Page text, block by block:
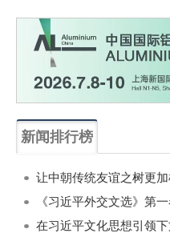
新闻排行榜
《习近平外交文选》第